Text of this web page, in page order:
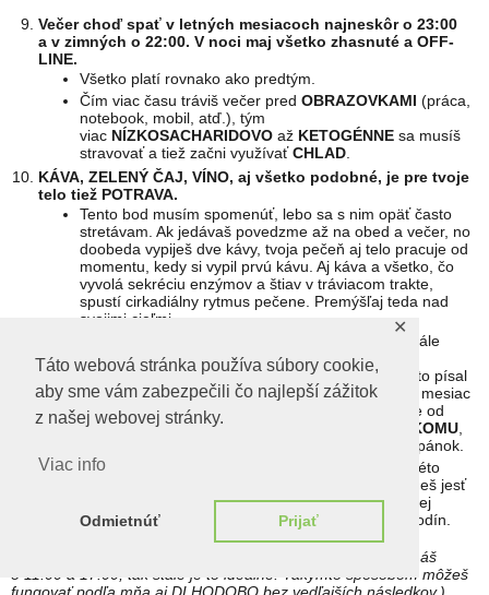
Táto webová stránka používa súbory cookie,
aby sme vám zabezpečili čo najlepší zážitok
z našej webovej stránky.
Viac info
Odmietnúť Prijať
✕
Večer choď spať v letných mesiacoch najneskôr o 23:00
a v zimných o 22:00. V noci maj všetko zhasnuté a OFF-
LINE.
Všetko platí rovnako ako predtým.
Čím viac času tráviš večer pred OBRAZOVKAMI (práca,
notebook, mobil, atď.), tým
viac NÍZKOSACHARIDOVOaž KETOGÉNNE sa musíš
stravovať a tiež začni využívaťCHLAD.
KÁVA, ZELENÝ ČAJ, VÍNO, aj všetko podobné, je pre tvoje
telo tiež POTRAVA.
Tento bod musím spomenúť, lebo sa s nim opäť často
stretávam. Ak jedávaš povedzme až na obed a večer, no
doobeda vypiješ dve kávy, tvoja pečeň aj telo pracuje od
momentu, kedy si vypil prvú kávu. Aj káva a všetko, čo
vyvolá sekréciu enzýmov a štiav v tráviacom trakte,
spustí cirkadiálny rytmus pečene. Premýšľaj teda nad
svojimi cieľmi.
Ak si potrpíš na káve, vždy odporúčam nepiť ju stále
a každý deň, no prispôsob to sebe. Ak ti ide
oRESET cirkadiálnych rytmovv tele, ako som to písal
vZAČIATOČNOM PROTOKOLE, skús aspoň na mesiac
piť kávu iba v čase kedy ješ potravu. Samozrejme od
obeda (cca od 12:00), ju už neodporúčam piť
NIKOMU,
v tele a jeho vplyvu na spánok.
Ak už však máš nejaký svoj režim, vyhovuje ti takéto
jedenie, no chceš si dopriať ráno kávu aj keď budeš jesť
neskôr, rob to rozumne. Sprav to štýlom, aby od jej
vypitia, po posledné jedlo prešlo maximálne 12 hodín.
(Povedzme, že vstaneš o 5:00, kávu vypiješ o 6:00, jedlá máš
o 11:00 a 17:00, tak stále je to ideálne. Takýmto spôsobom môžeš